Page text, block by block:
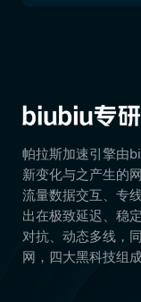
帕拉斯加速引擎由
新变化与之产生的
流量数据交互、专
出在极致延迟、稳
对抗、动态多线，
网，四大黑科技组